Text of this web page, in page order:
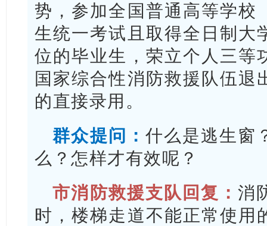
势，参加全国普通高等学校
生统一考试且取得全日制大
位的毕业生，荣立个人三等
国家综合性消防救援队伍退
的直接录用。
群众提问： 什么是逃生窗
么？怎样才有效呢？
市消防救援支队回复：消
时，楼梯走道不能正常使用